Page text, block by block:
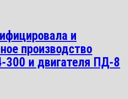
и
производство
300 и двигателя ПД-8